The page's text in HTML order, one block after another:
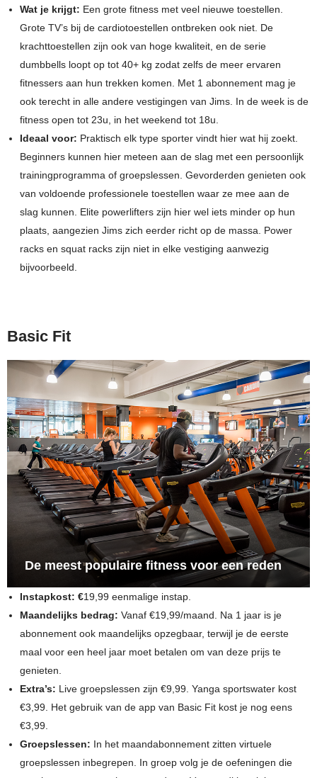
Wat je krijgt: Een grote fitness met veel nieuwe toestellen.
Grote TV’s bij de cardiotoestellen ontbreken ook niet. De
krachttoestellen zijn ook van hoge kwaliteit, en de serie
dumbbells loopt op tot 40+ kg zodat zelfs de meer ervaren
fitnessers aan hun trekken komen. Met 1 abonnement mag je
ook terecht in alle andere vestigingen van Jims. In de week is de
fitness open tot 23u, in het weekend tot 18u.
Ideaal voor: Praktisch elk type sporter vindt hier wat hij zoekt.
Beginners kunnen hier meteen aan de slag met een persoonlijk
trainingprogramma of groepslessen. Gevorderden genieten ook
van voldoende professionele toestellen waar ze mee aan de
slag kunnen. Elite powerlifters zijn hier wel iets minder op hun
plaats, aangezien Jims zich eerder richt op de massa. Power
racks en squat racks zijn niet in elke vestiging aanwezig
bijvoorbeeld.
Basic Fit
De meest populaire fitness voor een reden
Instapkost: €19,99 eenmalige instap.
Maandelijks bedrag: Vanaf €19,99/maand. Na 1 jaar is je
abonnement ook maandelijks opzegbaar, terwijl je de eerste
maal voor een heel jaar moet betalen om van deze prijs te
genieten.
Extra’s: Live groepslessen zijn €9,99. Yanga sportswater kost
€3,99. Het gebruik van de app van Basic Fit kost je nog eens
€3,99.
Groepslessen: In het maandabonnement zitten virtuele
groepslessen inbegrepen. In groep volg je de oefeningen die